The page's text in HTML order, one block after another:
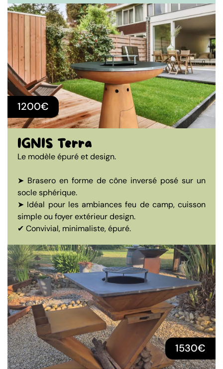
IGNIS Terra
Le modèle épuré et design.
➤ Brasero en forme de cône inversé posé sur un
socle sphérique.
➤ Idéal pour les ambiances feu de camp, cuisson
simple ou foyer extérieur design.
✔ Convivial, minimaliste, épuré.
1200€
1530€